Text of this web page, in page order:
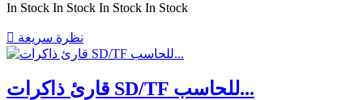
In Stock In Stock In Stock In Stock
 نظرة سريعة
قارئ ذاكرات SD/TF للحاسب...